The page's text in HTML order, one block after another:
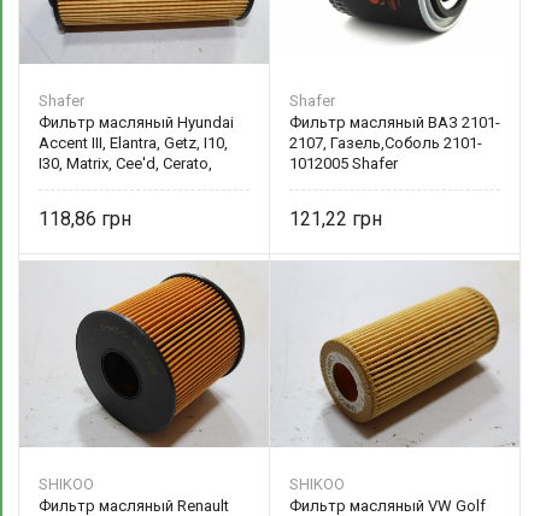
Shafer
Фильтр масляный Hyundai
Accent III, Elantra, Getz, I10,
I30, Matrix, Cee'd, Cerato,
118,86
Shafer
Фильтр масляный ВАЗ 2101-
2107, Газель,Соболь 2101-
1012005 Shafer
121,22
SHIKOO
Фильтр масляный Renault
SHIKOO
Фильтр масляный VW Golf